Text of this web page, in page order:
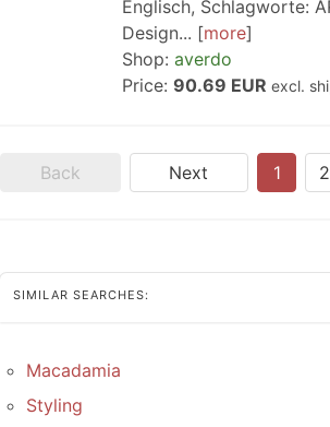
Englisch, Schlagworte:
Design...
more
Shop: averdo
Price: 90.69 EUR excl.
Back Next 1 2
SIMILAR SEARCHES:
Macadamia
Styling